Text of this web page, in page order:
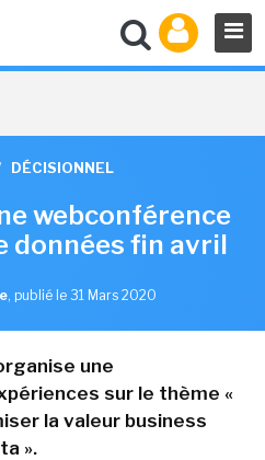
DÉCISIONNEL
webconférence
données fin avril
, publié le 31 Mars 2020
une
sur le thème «
la valeur business
».